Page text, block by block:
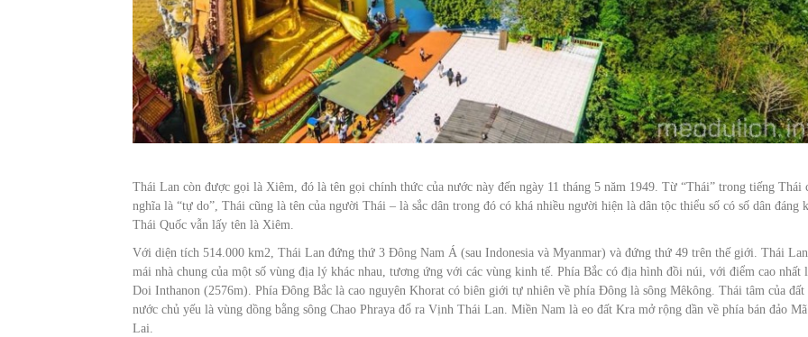
Thái Lan còn được gọi là Xiêm, đó là tên gọi chính thức của nước này đến ngày 11 tháng 5 năm 1949. Từ “Thái” trong tiếng Thái
nghĩa là “tự do”, Thái cũng là tên của người Thái – là sắc dân trong đó có khá nhiều người hiện là dân tộc thiểu số có số dân đáng
Thái Quốc vẫn lấy tên là Xiêm.
Với diện tích 514.000 km2, Thái Lan đứng thứ 3 Đông Nam Á (sau Indonesia và Myanmar) và đứng thứ 49 trên thế giới. Thái
mái nhà chung của một số vùng địa lý khác nhau, tương ứng với các vùng kinh tế. Phía Bắc có địa hình đồi núi, với điểm cao nhất
Doi Inthanon (2576m). Phía Đông Bắc là cao nguyên Khorat có biên giới tự nhiên về phía Đông là sông Mêkông. Thái tâm của đất
nước chủ yếu là vùng dồng bằng sông Chao Phraya đổ ra Vịnh Thái Lan. Miền Nam là eo đất Kra mở rộng dần về phía bán đảo Mã
Lai.